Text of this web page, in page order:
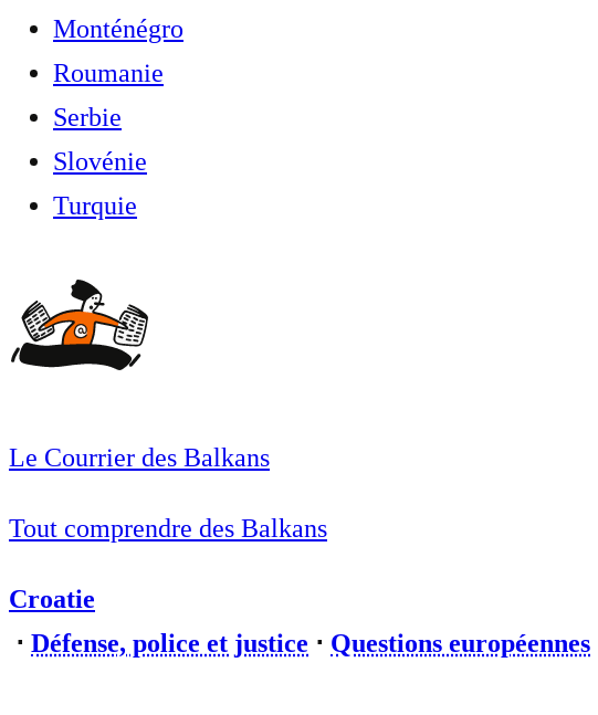
Monténégro
Roumanie
Serbie
Slovénie
Turquie
Le Courrier des Balkans
Tout comprendre des Balkans
Croatie
⋅ Défense, police et justice ⋅ Questions européennes